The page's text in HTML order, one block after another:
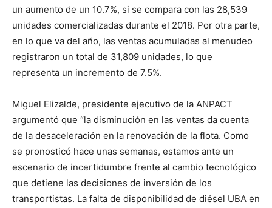
un aumento de un 10.7%, si se compara con las 28,539
unidades comercializadas durante el 2018. Por otra parte,
en lo que va del año, las ventas acumuladas al menudeo
registraron un total de 31,809 unidades, lo que
representa un incremento de 7.5%.
Miguel Elizalde, presidente ejecutivo de la ANPACT
argumentó que “la disminución en las ventas da cuenta
de la desaceleración en la renovación de la flota. Como
se pronosticó hace unas semanas, estamos ante un
escenario de incertidumbre frente al cambio tecnológico
que detiene las decisiones de inversión de los
transportistas. La falta de disponibilidad de diésel UBA en